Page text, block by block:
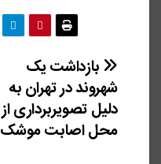
راهبری
نوشته
بازداشت یک
شهروند در تهران به
دلیل تصویربرداری از
محل اصابت موشک